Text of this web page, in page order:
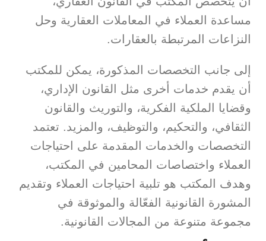
مساعدة العملاء في المعاملات العقارية وحل
النزاعات المرتبطة بالعقارات.
إلى جانب التخصصات المذكورة، يمكن للمكتب
أن يقدم خدمات أخرى مثل القانون الإداري،
وقضايا الملكية الفكرية، والتوريث والقانون
الثقافي، والتحكيم، والتوظيف، والمزيد. تعتمد
التخصصات والخدمات المقدمة على احتياجات
العملاء واختصاصات المحامين في المكتب،
وهدف المكتب هو تلبية احتياجات العملاء وتقديم
المشورة القانونية الفعّالة والموثوقة في
مجموعة متنوعة من المجالات القانونية.